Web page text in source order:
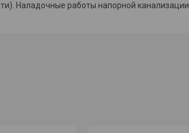
Наладочные работы напорной канализации.